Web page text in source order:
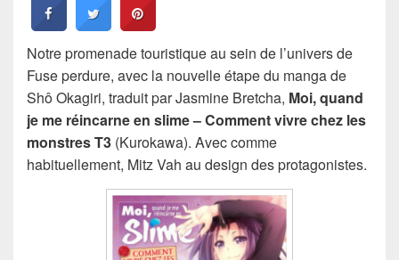
Notre promenade touristique au sein de l’univers de
Fuse perdure, avec la nouvelle étape du manga de
Shô Okagiri, traduit par Jasmine Bretcha, Moi, quand
je me réincarne en slime – Comment vivre chez les
monstres T3 (Kurokawa). Avec comme
habituellement, Mitz Vah au design des protagonistes.